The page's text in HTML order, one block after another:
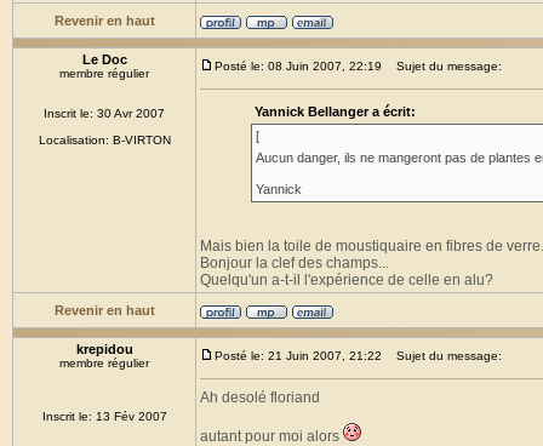
Revenir en haut
Le Doc
membre régulier
Inscrit le: 30 Avr 2007
Localisation: B-VIRTON
Posté le: 08 Juin 2007, 22:19 Sujet du message:
Yannick Bellanger a écrit:
[
Aucun danger, ils ne mangeront pas de plantes
Yannick
Mais bien la toile de moustiquaire en fibres de verre.
Bonjour la clef des champs...
Quelqu'un a-t-il l'expérience de celle en alu?
Revenir en haut
krepidou
membre régulier
Inscrit le: 13 Fév 2007
Posté le: 21 Juin 2007, 21:22 Sujet du message:
Ah desolé floriand
autant pour moi alors